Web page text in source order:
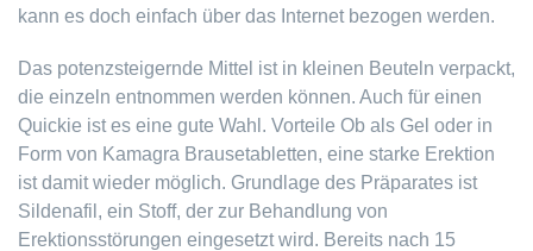
kann es doch einfach über das Internet bezogen werden.
Das potenzsteigernde Mittel ist in kleinen Beuteln verpackt,
die einzeln entnommen werden können. Auch für einen
Quickie ist es eine gute Wahl. Vorteile Ob als Gel oder in
Form von Kamagra Brausetabletten, eine starke Erektion
ist damit wieder möglich. Grundlage des Präparates ist
Sildenafil, ein Stoff, der zur Behandlung von
Erektionsstörungen eingesetzt wird. Bereits nach 15